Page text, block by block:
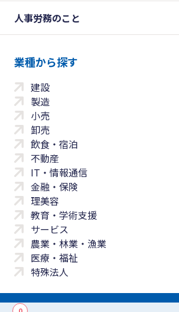
人事労務のこと
業種から探す
建設
製造
小売
卸売
飲食・宿泊
不動産
IT・情報通信
金融・保険
理美容
教育・学術支援
サービス
農業・林業・漁業
医療・福祉
特殊法人